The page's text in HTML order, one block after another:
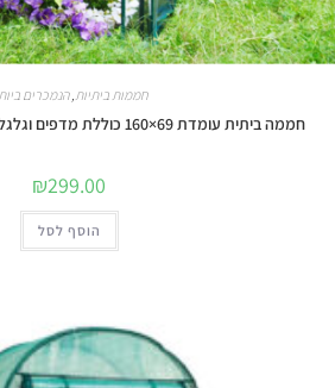
חממות ביתיות,הנמכרים ביותר
חממה ביתית עומדת 69×160 כוללת מדפים וגלגלים לבניה עצמית דגם 1603
₪299.00
הוסף לסל